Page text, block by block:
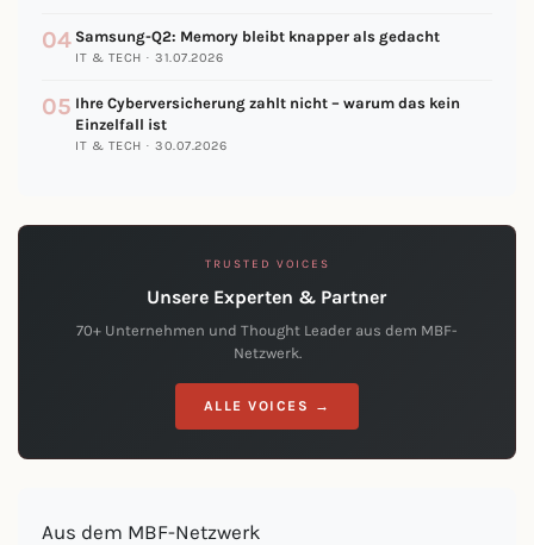
04 Samsung-Q2: Memory bleibt knapper als gedacht
IT & TECH · 31.07.2026
05 Ihre Cyberversicherung zahlt nicht – warum das kein
Einzelfall ist
IT & TECH · 30.07.2026
TRUSTED VOICES
Unsere Experten & Partner
70+ Unternehmen und Thought Leader aus dem MBF-
Netzwerk.
ALLE VOICES →
Aus dem MBF-Netzwerk